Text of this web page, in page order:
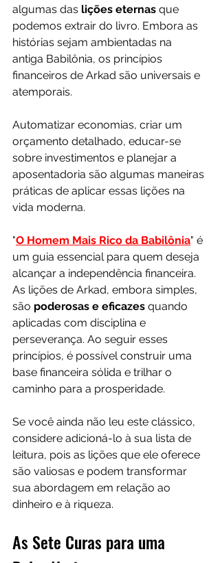
algumas das lições eternas que
podemos extrair do livro. Embora as
histórias sejam ambientadas na
antiga Babilônia, os princípios
financeiros de Arkad são universais e
atemporais.
Automatizar economias, criar um
orçamento detalhado, educar-se
sobre investimentos e planejar a
aposentadoria são algumas maneiras
práticas de aplicar essas lições na
vida moderna.
"O Homem Mais Rico da Babilônia" é
um guia essencial para quem deseja
alcançar a independência financeira.
As lições de Arkad, embora simples,
são poderosas e eficazes quando
aplicadas com disciplina e
perseverança. Ao seguir esses
princípios, é possível construir uma
base financeira sólida e trilhar o
caminho para a prosperidade.
Se você ainda não leu este clássico,
considere adicioná-lo à sua lista de
leitura, pois as lições que ele oferece
são valiosas e podem transformar
sua abordagem em relação ao
dinheiro e à riqueza.
As Sete Curas para uma